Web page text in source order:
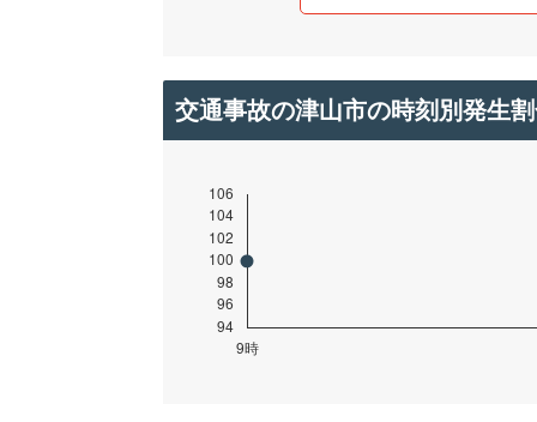
交通事故の津山市の時刻別発生